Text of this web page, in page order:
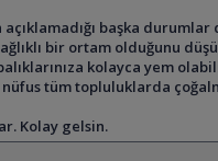
başka
bir ortam olduğunu
kolayca yem
tüm topluluklarda
Kolay gelsin.